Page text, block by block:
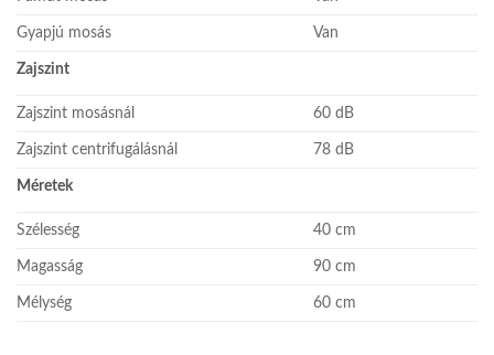
Gyapjú mosás Van
Zajszint
Zajszint mosásnál 60 dB
Zajszint centrifugálásnál 78 dB
Méretek
Szélesség 40 cm
Magasság 90 cm
Mélység 60 cm